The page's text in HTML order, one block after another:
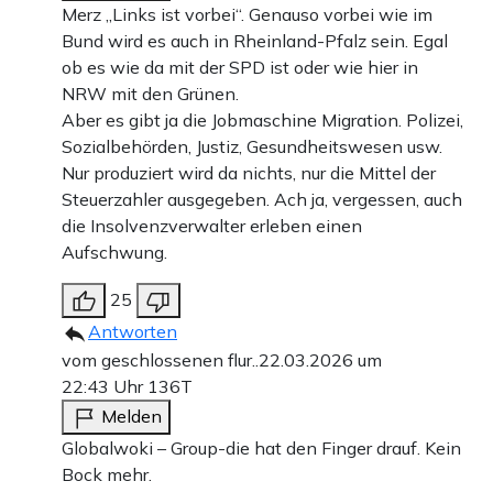
Merz „Links ist vorbei“. Genauso vorbei wie im
Bund wird es auch in Rheinland-Pfalz sein. Egal
ob es wie da mit der SPD ist oder wie hier in
NRW mit den Grünen.
Aber es gibt ja die Jobmaschine Migration. Polizei,
Sozialbehörden, Justiz, Gesundheitswesen usw.
Nur produziert wird da nichts, nur die Mittel der
Steuerzahler ausgegeben. Ach ja, vergessen, auch
die Insolvenzverwalter erleben einen
Aufschwung.
25
Antworten
vom geschlossenen flur..22.03.2026 um
22:43 Uhr 136T
Melden
Globalwoki – Group-die hat den Finger drauf. Kein
Bock mehr.